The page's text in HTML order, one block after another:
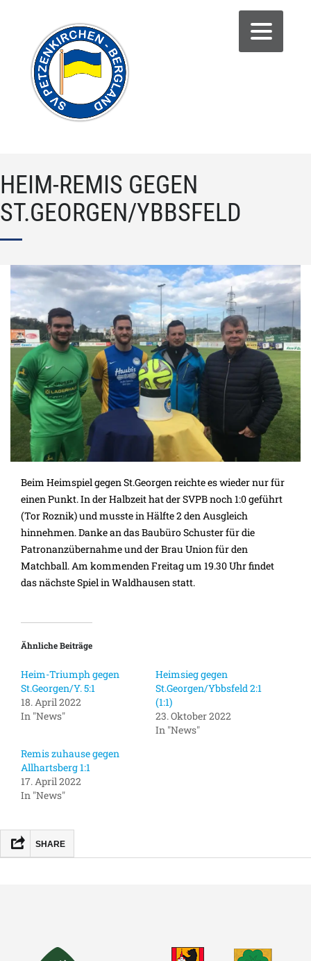
HEIM-REMIS GEGEN
ST.GEORGEN/YBBSFELD
Beim Heimspiel gegen St.Georgen reichte es wieder nur für
einen Punkt. In der Halbzeit hat der SVPB noch 1:0 geführt
(Tor Roznik) und musste in Hälfte 2 den Ausgleich
hinnehmen. Danke an das Baubüro Schuster für die
Patronanzübernahme und der Brau Union für den
Matchball. Am kommenden Freitag um 19.30 Uhr findet
das nächste Spiel in Waldhausen statt.
Ähnliche Beiträge
Heim-Triumph gegen
St.Georgen/Y. 5:1
18. April 2022
In "News"
Heimsieg gegen
St.Georgen/Ybbsfeld 2:1
(1:1)
23. Oktober 2022
In "News"
Remis zuhause gegen
Allhartsberg 1:1
17. April 2022
In "News"
SHARE
TEILEN